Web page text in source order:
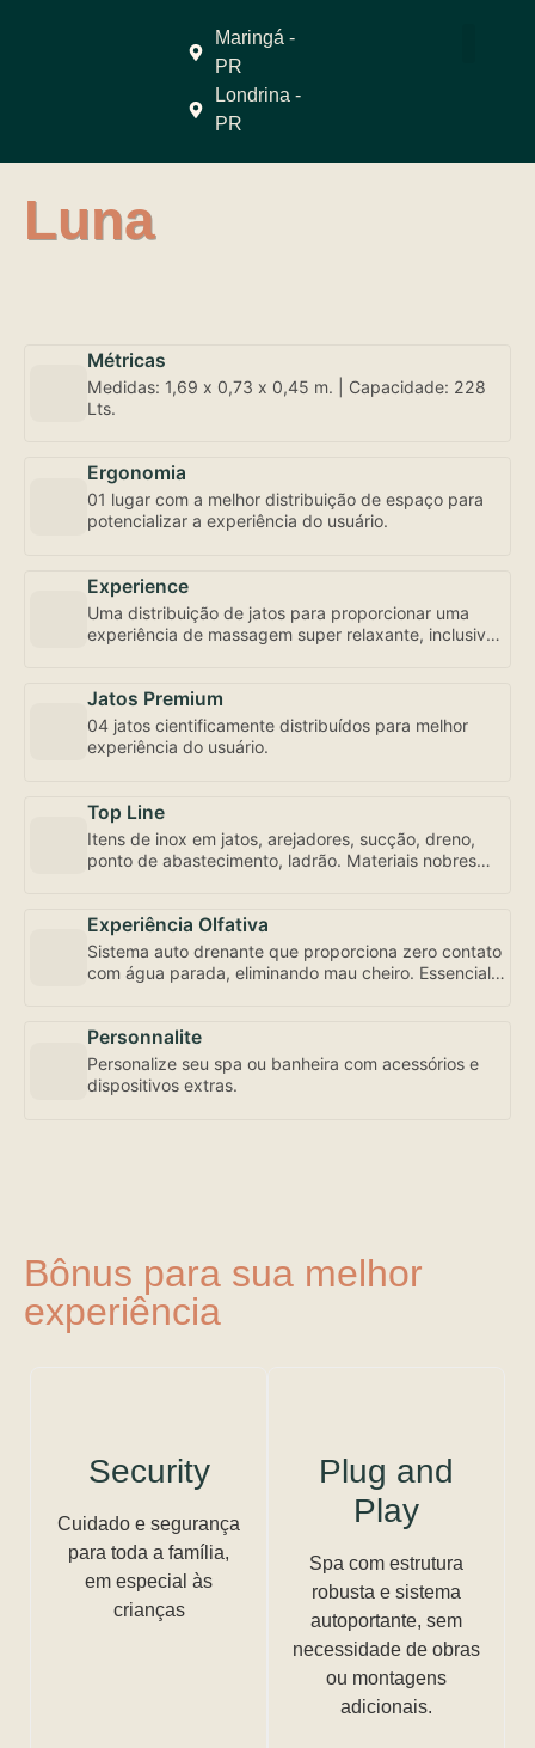
Maringá -
PR
Londrina -
PR
Luna
Métricas
Medidas: 1,69 x 0,73 x 0,45 m. | Capacidade: 228
Lts.
Ergonomia
01 lugar com a melhor distribuição de espaço para
potencializar a experiência do usuário.
Experience
Uma distribuição de jatos para proporcionar uma
experiência de massagem super relaxante, inclusive
uma exclusividade Amazon Spa focada em seu bem-
estar.
Jatos Premium
04 jatos cientificamente distribuídos para melhor
experiência do usuário.
Top Line
Itens de inox em jatos, arejadores, sucção, dreno,
ponto de abastecimento, ladrão. Materiais nobres
Experiência Olfativa
Sistema auto drenante que proporciona zero contato
com água parada, eliminando mau cheiro. Essencial
Personnalite
Personalize seu spa ou banheira com acessórios e
dispositivos extras.
Bônus para sua melhor
experiência
Security
Cuidado e segurança
para toda a família,
em especial às
crianças
Plug and
Play
Spa com estrutura
robusta e sistema
autoportante, sem
necessidade de obras
ou montagens
adicionais.